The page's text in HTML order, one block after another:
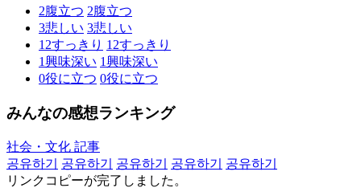
2腹立つ 2腹立つ
3悲しい 3悲しい
12すっきり 12すっきり
1興味深い 1興味深い
0役に立つ 0役に立つ
みんなの感想ランキング
社会・文化 記事
공유하기
공유하기 공유하기 공유하기
공유하기
リンクコピーが完了しました。